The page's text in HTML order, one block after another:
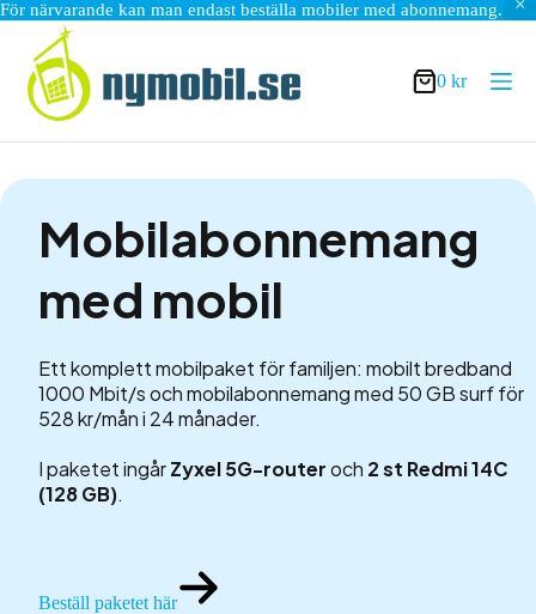
För närvarande kan man endast beställa mobiler med abonnemang.
innehåll
Varukorg
0 kr
Mobilabonnemang
med mobil
Ett komplett mobilpaket för familjen: mobilt bredband
1000 Mbit/s och mobilabonnemang med 50 GB surf för
528 kr/mån i 24 månader.
I paketet ingårZyxel 5G-routeroch 2 st Redmi 14C
(128 GB).
Beställ paketet här